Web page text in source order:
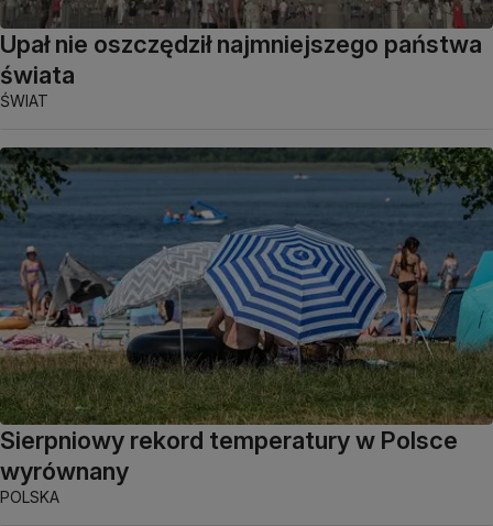
Upał nie oszczędził najmniejszego państwa
świata
ŚWIAT
Sierpniowy rekord temperatury w Polsce
wyrównany
POLSKA